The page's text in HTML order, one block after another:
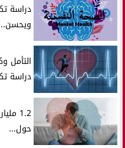
دراسة
التأمل
دراسة
1.2
حول...